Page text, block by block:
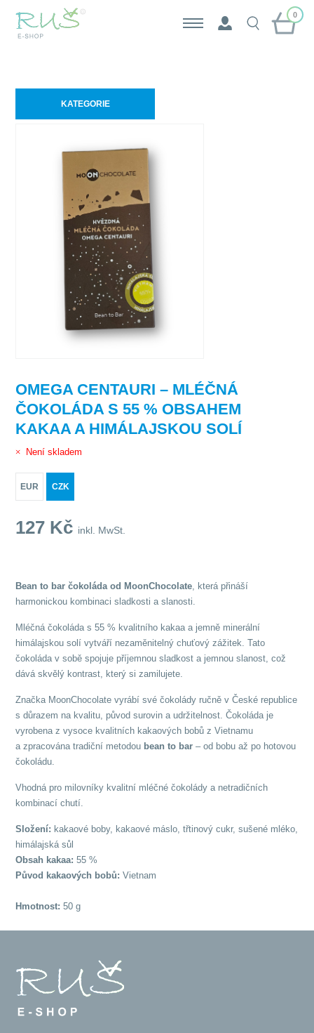
0
KATEGORIE
OMEGA CENTAURI – MLÉČNÁ
ČOKOLÁDA S 55 % OBSAHEM
KAKAA A HIMÁLAJSKOU SOLÍ
Není skladem
EUR CZK
127 Kč inkl. MwSt.
Bean to bar čokoláda od MoonChocolate, která přináší
harmonickou kombinaci sladkosti a slanosti.
Mléčná čokoláda s 55 % kvalitního kakaa a jemně minerální
himálajskou solí vytváří nezaměnitelný chuťový zážitek. Tato
čokoláda v sobě spojuje příjemnou sladkost a jemnou slanost, což
dává skvělý kontrast, který si zamilujete.
Značka MoonChocolate vyrábí své čokolády ručně v České republice
s důrazem na kvalitu, původ surovin a udržitelnost. Čokoláda je
vyrobena z vysoce kvalitních kakaových bobů z Vietnamu
a zpracována tradiční metodou bean to bar – od bobu až po hotovou
čokoládu.
Vhodná pro milovníky kvalitní mléčné čokolády a netradičních
kombinací chutí.
Složení: kakaové boby, kakaové máslo, třtinový cukr, sušené mléko,
himálajská sůl
Obsah kakaa: 55 %
Původ kakaových bobů: Vietnam
Hmotnost:50 g